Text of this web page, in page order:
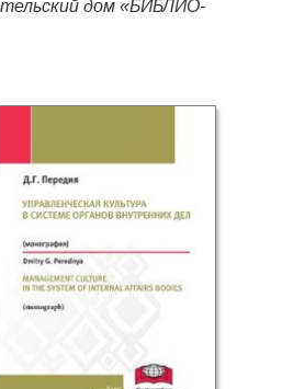
дом «БИБЛИО-